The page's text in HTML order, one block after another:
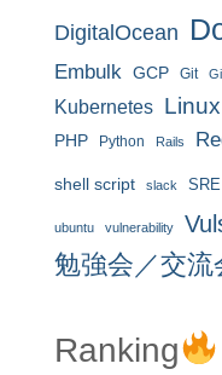
DigitalOcean
Embulk GCP Git
Kubernetes Linux
PHP Python Rails
shell script slack SRE
ubuntu vulnerability
勉強会／交流
Ranking